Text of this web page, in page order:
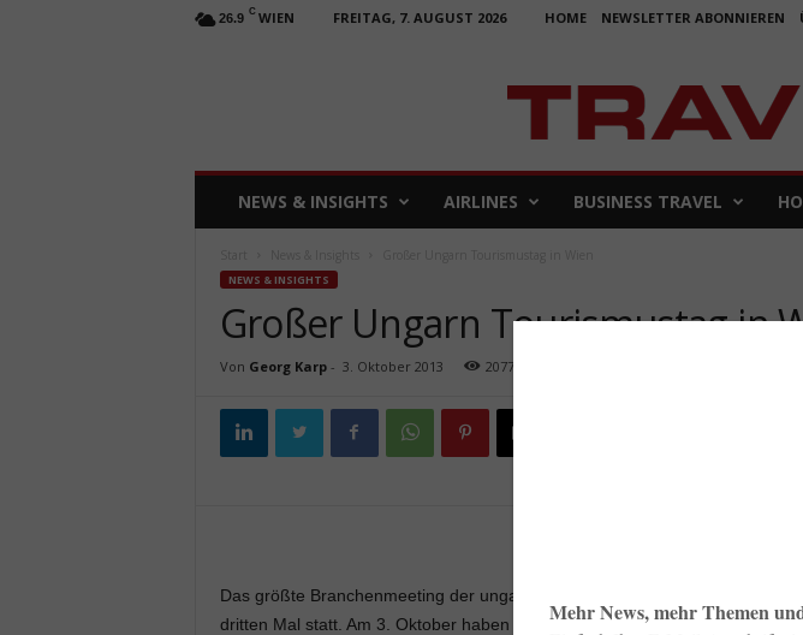
26.9 C WIEN FREITAG, 7. AUGUST 2026 HOME NEWSLETTER ABONNIEREN
A
NEWS & INSIGHTS AIRLINES BUSINESS TRAVEL
NEWS & INSIGHTS
Großer Ungarn Tourismustag in
Von Georg Karp- 3. Oktober 2013 2077
Das größte Branchenmeeting der ungarischen und österreichischen
dritten Mal statt. Am 3. Oktober haben mehr als fünfzig Spezialisten aus